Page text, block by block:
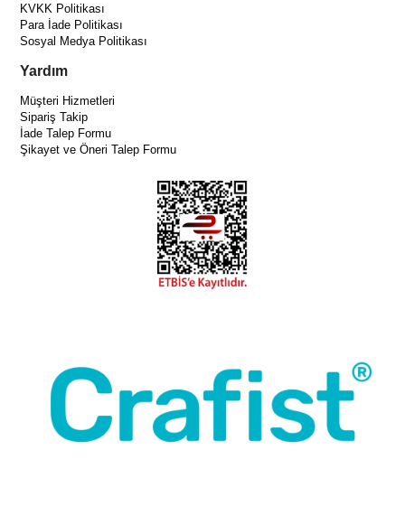
KVKK Politikası
Para İade Politikası
Sosyal Medya Politikası
Yardım
Müşteri Hizmetleri
Sipariş Takip
İade Talep Formu
Şikayet ve Öneri Talep Formu